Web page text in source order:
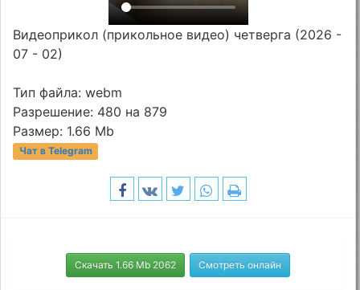
Видеоприкол (прикольное видео) четверга (2026 -
07 - 02)
Тип файла: webm
Разрешение: 480 на 879
Размер: 1.66 Mb
Чат в Telegram
Скачать 1.66 Mb 2062 Смотреть онлайн